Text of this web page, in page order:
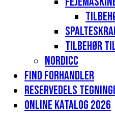
Tilbehør
Nordicc
Find forhandler
Reservedels
Online katalog 2026